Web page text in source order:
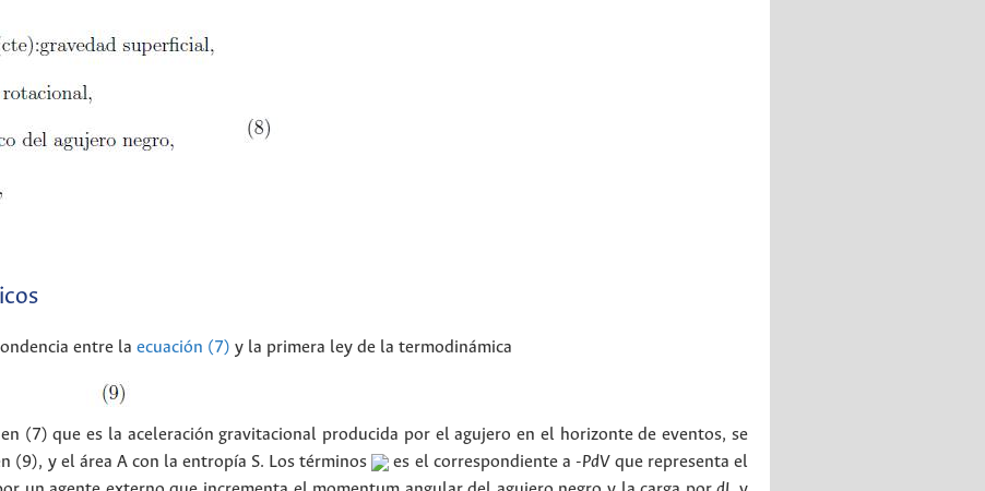
entre la ecuación (7) y la primera ley de la termodinámica
(7) que es la aceleración gravitacional producida por el agujero en el horizonte de eventos, se
(9), y el área A con la entropía S. Los términos
es el correspondiente a -PdVque representa el